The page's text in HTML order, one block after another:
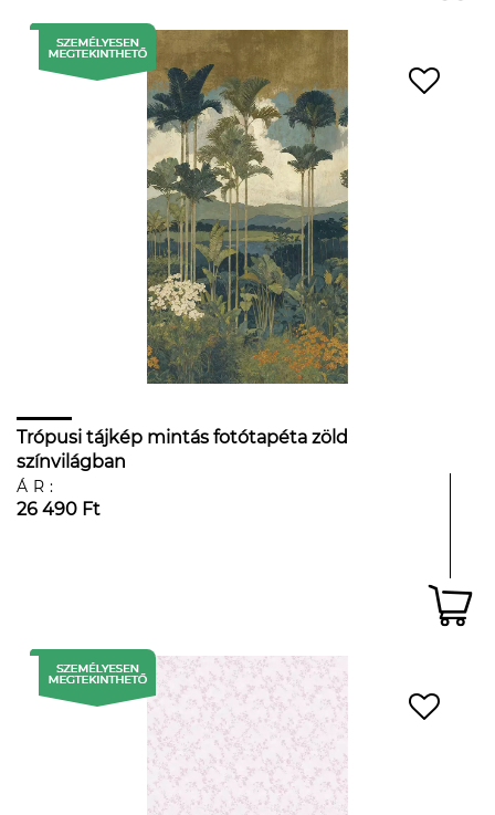
Trópusi tájkép mintás fotótapéta zöld
színvilágban
ÁR:
26 490 Ft